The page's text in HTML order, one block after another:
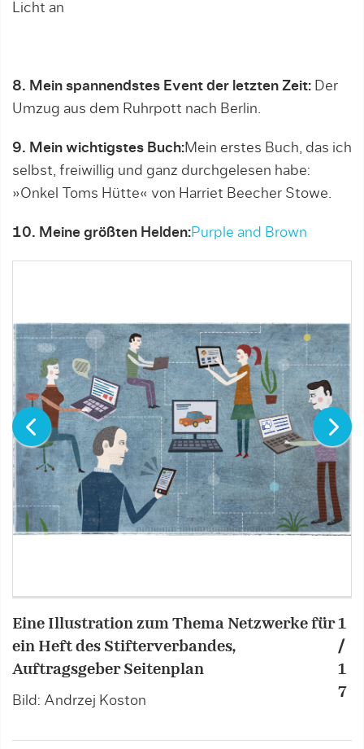
Licht an
8. Mein spannendstes Event der letzten Zeit: Der
Umzug aus dem Ruhrpott nach Berlin.
9. Mein wichtigstes Buch:Mein erstes Buch, das ich
selbst, freiwillig und ganz durchgelesen habe:
»Onkel Toms Hütte« von Harriet Beecher Stowe.
10. Meine größten Helden:Purple and Brown
Eine Illustration zum Thema Netzwerke für
ein Heft des Stifterverbandes,
Auftragsgeber Seitenplan
Bild: Andrzej Koston
1
/
1
7